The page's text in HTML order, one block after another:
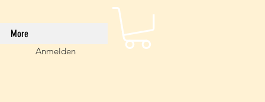
More
Anmelden